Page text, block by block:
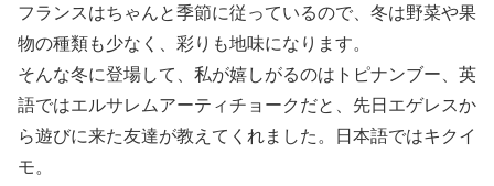
フランスはちゃんと季節に従っているので、冬は野菜や果
物の種類も少なく、彩りも地味になります。
そんな冬に登場して、私が嬉しがるのはトピナンブー、英
語ではエルサレムアーティチョークだと、先日エゲレスか
ら遊びに来た友達が教えてくれました。日本語ではキクイ
モ。